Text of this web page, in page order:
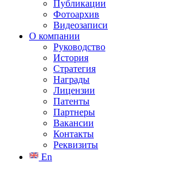
Публикации
Фотоархив
Видеозаписи
О компании
Руководство
История
Стратегия
Награды
Лицензии
Патенты
Партнеры
Вакансии
Контакты
Реквизиты
En